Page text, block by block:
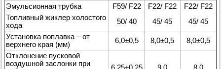
Эмульсионная трубка
F59/ F22 F22/ F22
F22/ F22
Топливный жиклер холостого
хода
50/ 40 45/ 45
45/ 45
Установка поплавка – от
верхнего края (мм)
6,0±0,5 8,0±0,5
8,0±0,5
Отклонение пусковой
воздушной заслонки при
6,25±0,25 9,0 8,0